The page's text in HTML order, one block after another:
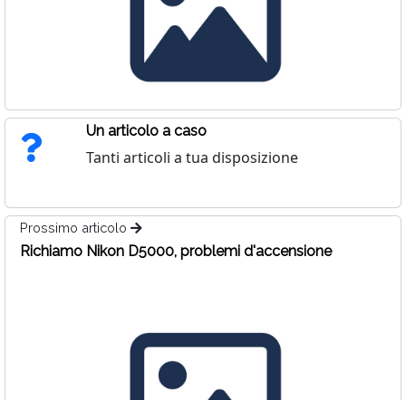
Un articolo a caso
Tanti articoli a tua disposizione
Prossimo articolo
Richiamo Nikon D5000, problemi d'accensione